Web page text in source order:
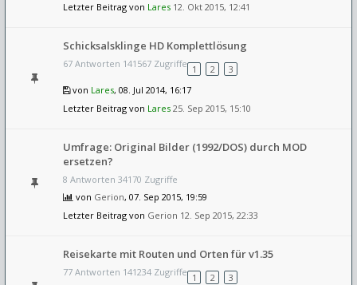
Letzter Beitrag von Lares 12. Okt 2015, 12:41
Schicksalsklinge HD Komplettlösung
67 Antworten 141567 Zugriffe 1 2
3
von Lares, 08. Jul 2014, 16:17
Letzter Beitrag von Lares 25. Sep 2015, 15:10
Umfrage: Original Bilder (1992/DOS) durch MOD
ersetzen?
8 Antworten 34170 Zugriffe
von Gerion, 07. Sep 2015, 19:59
Letzter Beitrag von Gerion 12. Sep 2015, 22:33
Reisekarte mit Routen und Orten für v1.35
77 Antworten 141234 Zugriffe 1 2
3